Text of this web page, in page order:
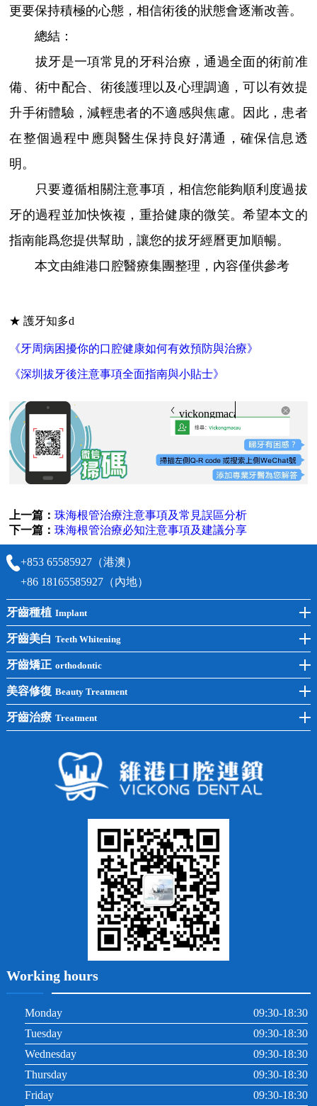
更要保持積極的心態，相信術後的狀態會逐漸改善。
總結：
拔牙是一項常見的牙科治療，通過全面的術前准
備、術中配合、術後護理以及心理調適，可以有效提
升手術體驗，減輕患者的不適感與焦慮。因此，患者
在整個過程中應與醫生保持良好溝通，確保信息透
明。
只要遵循相關注意事項，相信您能夠順利度過拔
牙的過程並加快恢複，重拾健康的微笑。希望本文的
指南能爲您提供幫助，讓您的拔牙經曆更加順暢。
本文由維港口腔醫療集團整理，內容僅供參考
★ 護牙知多d
《牙周病困擾你的口腔健康如何有效預防與治療》
《深圳拔牙後注意事項全面指南與小貼士》
vickongmacau
上一篇：珠海根管治療注意事項及常見誤區分析
下一篇：珠海根管治療必知注意事項及建議分享
+853 65585927（港澳）
+86 18165585927（內地）
牙齒種植 Implant
前牙種植
後牙種植
單顆種植
半口種植
全口種植
牙齒美白 Teeth Whitening
冷光美白
洗牙
黃黑牙
常見問題
牙齒矯正 orthodontic
牙齒矯正
兒童矯正
牙列不齊
美容修復 Beauty Treatment
全瓷牙
牙齒治療 Treatment
牙齦出血
Working hours
Monday
09:30-18:30
Tuesday
09:30-18:30
Wednesday
09:30-18:30
Thursday
09:30-18:30
Friday
09:30-18:30